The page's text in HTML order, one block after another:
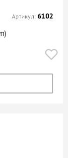
Артикул: 6102